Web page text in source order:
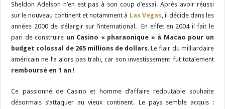
Sheldon Adelson n’en est pas à son coup d’essai. Après avoir réussi
sur le nouveau continent et notamment à Las Vegas, il décide dans les
années 2000 de s’élargir sur l’international. En effet en 2004 il fait le
pari de construire un Casino « pharaonique » à Macao pour un
budget colossal de 265 millions de dollars. Le flair du milliardaire
américain ne l’a alors pas trahi, car son investissement fut totalement
remboursé en 1 an !
Ce passionné de Casino et homme d’affaire redoutable souhaite
désormais s’attaquer au vieux continent. Le pays semble acquis :